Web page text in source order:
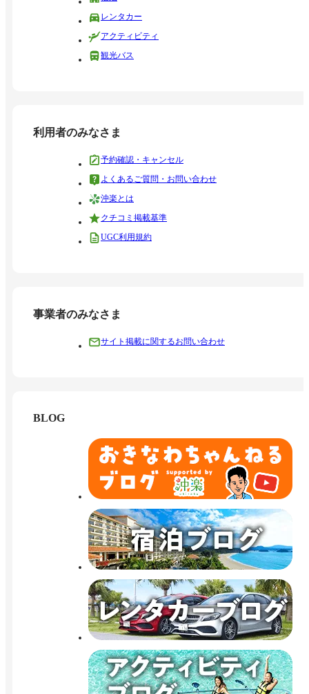
レンタカー
アクティビティ
観光バス
利用者のみなさま
予約確認・キャンセル
よくあるご質問・お問い合わせ
沖楽とは
クチコミ掲載基準
UGC利用規約
事業者のみなさま
サイト掲載に関するお問い合わせ
BLOG